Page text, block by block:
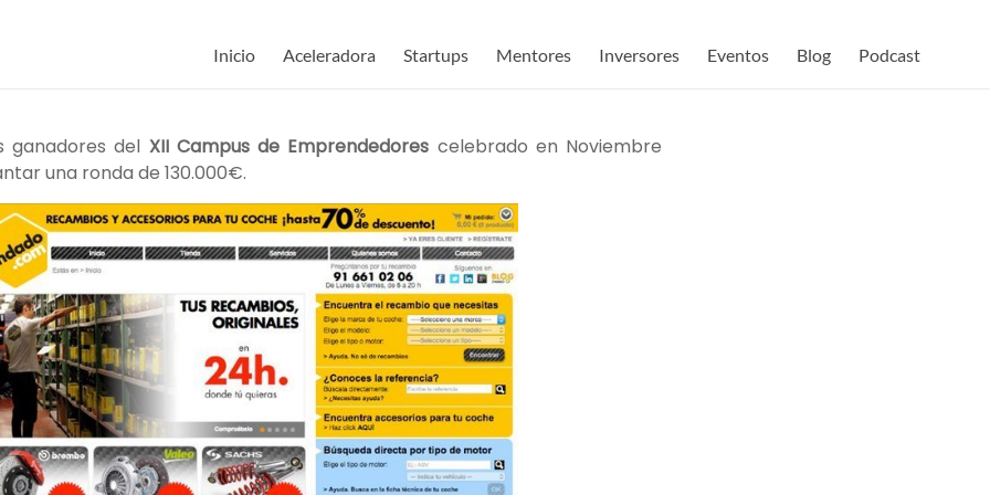
Inicio Aceleradora Startups Mentores Inversores Eventos Blog Podcast
ganadores del XII Campus de Emprendedores celebrado en Noviembre
una ronda de 130.000€.